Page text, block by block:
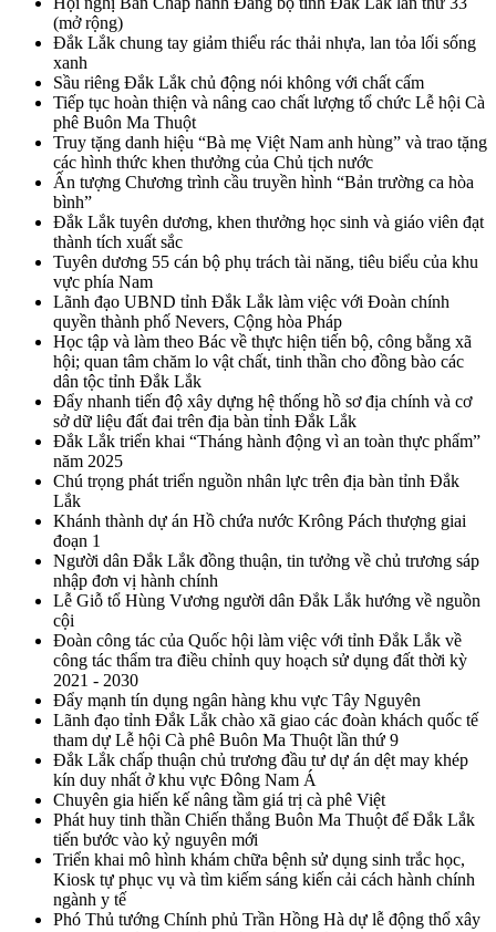
(mở rộng)
Đắk Lắk chung tay giảm thiểu rác thải nhựa, lan tỏa lối sống
xanh
Sầu riêng Đắk Lắk chủ động nói không với chất cấm
Tiếp tục hoàn thiện và nâng cao chất lượng tổ chức Lễ hội Cà
phê Buôn Ma Thuột
Truy tặng danh hiệu “Bà mẹ Việt Nam anh hùng” và trao tặng
các hình thức khen thưởng của Chủ tịch nước
Ấn tượng Chương trình cầu truyền hình “Bản trường ca hòa
bình”
Đắk Lắk tuyên dương, khen thưởng học sinh và giáo viên đạt
thành tích xuất sắc
Tuyên dương 55 cán bộ phụ trách tài năng, tiêu biểu của khu
vực phía Nam
Lãnh đạo UBND tỉnh Đắk Lắk làm việc với Đoàn chính
quyền thành phố Nevers, Cộng hòa Pháp
Học tập và làm theo Bác về thực hiện tiến bộ, công bằng xã
hội; quan tâm chăm lo vật chất, tinh thần cho đồng bào các
dân tộc tỉnh Đắk Lắk
Đẩy nhanh tiến độ xây dựng hệ thống hồ sơ địa chính và cơ
sở dữ liệu đất đai trên địa bàn tỉnh Đắk Lắk
Đắk Lắk triển khai “Tháng hành động vì an toàn thực phẩm”
năm 2025
Chú trọng phát triển nguồn nhân lực trên địa bàn tỉnh Đắk
Lắk
Khánh thành dự án Hồ chứa nước Krông Pách thượng giai
đoạn 1
Người dân Đắk Lắk đồng thuận, tin tưởng về chủ trương sáp
nhập đơn vị hành chính
Lễ Giỗ tổ Hùng Vương người dân Đắk Lắk hướng về nguồn
cội
Đoàn công tác của Quốc hội làm việc với tỉnh Đắk Lắk về
công tác thẩm tra điều chỉnh quy hoạch sử dụng đất thời kỳ
2021 - 2030
Đẩy mạnh tín dụng ngân hàng khu vực Tây Nguyên
Lãnh đạo tỉnh Đắk Lắk chào xã giao các đoàn khách quốc tế
tham dự Lễ hội Cà phê Buôn Ma Thuột lần thứ 9
Đắk Lắk chấp thuận chủ trương đầu tư dự án dệt may khép
kín duy nhất ở khu vực Đông Nam Á
Chuyên gia hiến kế nâng tầm giá trị cà phê Việt
Phát huy tinh thần Chiến thắng Buôn Ma Thuột để Đắk Lắk
tiến bước vào kỷ nguyên mới
Triển khai mô hình khám chữa bệnh sử dụng sinh trắc học,
Kiosk tự phục vụ và tìm kiếm sáng kiến cải cách hành chính
ngành y tế
Phó Thủ tướng Chính phủ Trần Hồng Hà dự lễ động thổ xây